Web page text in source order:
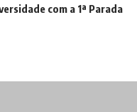
com a 1ª Parada